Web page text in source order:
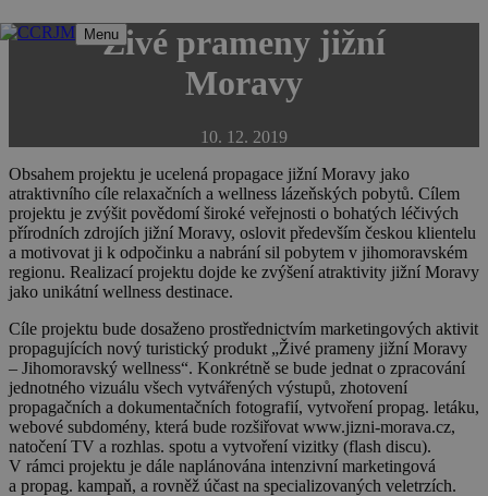
Přeskočit
MenuŽivé prameny jižní
Moravy
10. 12. 2019
Obsahem projektu je ucelená propagace jižní Moravy jako
atraktivního cíle relaxačních a wellness lázeňských pobytů. Cílem
projektu je zvýšit povědomí široké veřejnosti o bohatých léčivých
přírodních zdrojích jižní Moravy, oslovit především českou klientelu
a motivovat ji k odpočinku a nabrání sil pobytem v jihomoravském
regionu. Realizací projektu dojde ke zvýšení atraktivity jižní Moravy
jako unikátní wellness destinace.
Cíle projektu bude dosaženo prostřednictvím marketingových aktivit
propagujících nový turistický produkt „Živé prameny jižní Moravy
– Jihomoravský wellness“. Konkrétně se bude jednat o zpracování
jednotného vizuálu všech vytvářených výstupů, zhotovení
propagačních a dokumentačních fotografií, vytvoření propag. letáku,
webové subdomény, která bude rozšiřovat www.jizni-morava.cz,
natočení TV a rozhlas. spotu a vytvoření vizitky (flash discu).
V rámci projektu je dále naplánována intenzivní marketingová
a propag. kampaň, a rovněž účast na specializovaných veletrzích.